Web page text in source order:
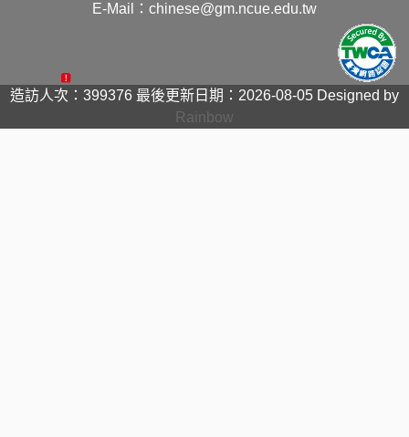
E-Mail：chinese@gm.ncue.edu.tw
造訪人次：399376 最後更新日期：2026-08-05 Designed by
Rainbow